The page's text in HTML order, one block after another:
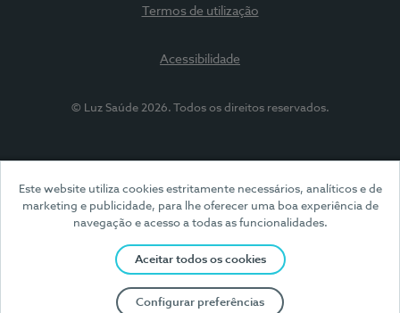
Este website utiliza cookies estritamente necessários, analíticos e de
marketing e publicidade, para lhe oferecer uma boa experiência de
navegação e acesso a todas as funcionalidades.
Aceitar todos os cookies
Configurar preferências
Termos de utilização
Acessibilidade
© Luz Saúde 2026. Todos os direitos reservados.